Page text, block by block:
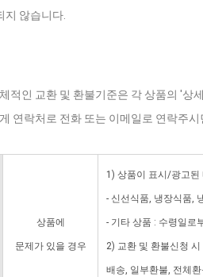
지 않습니다.
적인 교환 및 환불기준은 각 상품의 '상
연락처로 전화 또는 이메일로 연락주
상품에
문제가 있을 경우
1) 상품이 표시/광고된
- 신선식품, 냉장식품,
- 기타 상품 : 수령일로
2) 교환 및 환불신청
배송, 일부환불, 전체